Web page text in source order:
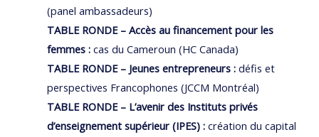
(panel ambassadeurs)
TABLE RONDE – Accès au financement pour les
femmes : cas du Cameroun (HC Canada)
TABLE RONDE – Jeunes entrepreneurs : défis et
perspectives Francophones (JCCM Montréal)
TABLE RONDE – L’avenir des Instituts privés
d’enseignement supérieur (IPES) : création du capital